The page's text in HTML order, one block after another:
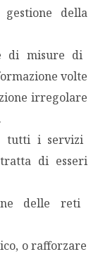
della
di misure di
volte
irregolare
tutti i servizi
di esseri
delle reti
o rafforzare